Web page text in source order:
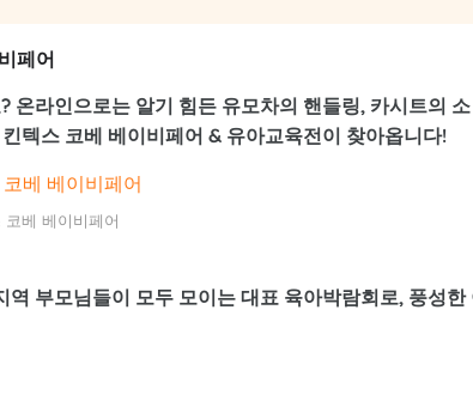
페어
온라인으로는 알기 힘든 유모차의 핸들링, 카시트의 소
텍스 코베 베이비페어 & 유아교육전이 찾아옵니다!
코베 베이비페어
부모님들이 모두 모이는 대표 육아박람회로, 풍성한